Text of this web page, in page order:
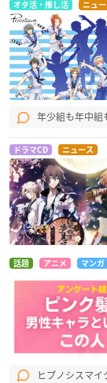
オタ活・推し活 ニュー
年少組も年中組
ドラマCD ニュース
話題 アニメ マンガ
ヒプノシスマイ